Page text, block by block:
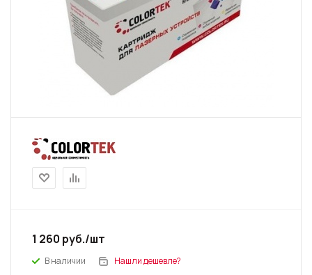
1 260 руб./шт
В наличии Нашли дешевле?